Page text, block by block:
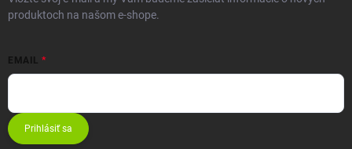
produktoch na našom e-shope.
EMAIL
Prihlásiť sa